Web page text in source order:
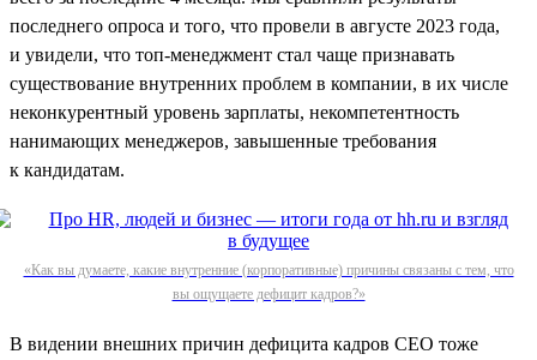
последнего опроса и того, что провели в августе 2023 года,
и увидели, что топ-менеджмент стал чаще признавать
существование внутренних проблем в компании, в их числе
неконкурентный уровень зарплаты, некомпетентность
нанимающих менеджеров, завышенные требования
к кандидатам.
«Как вы думаете, какие внутренние (корпоративные) причины связаны с тем, что
вы ощущаете дефицит кадров?»
В видении внешних причин дефицита кадров СЕО тоже